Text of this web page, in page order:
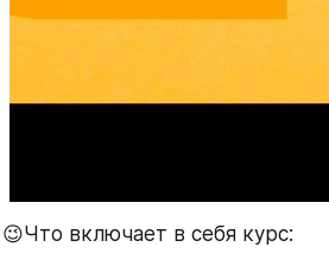
😉Что включает в себя курс: